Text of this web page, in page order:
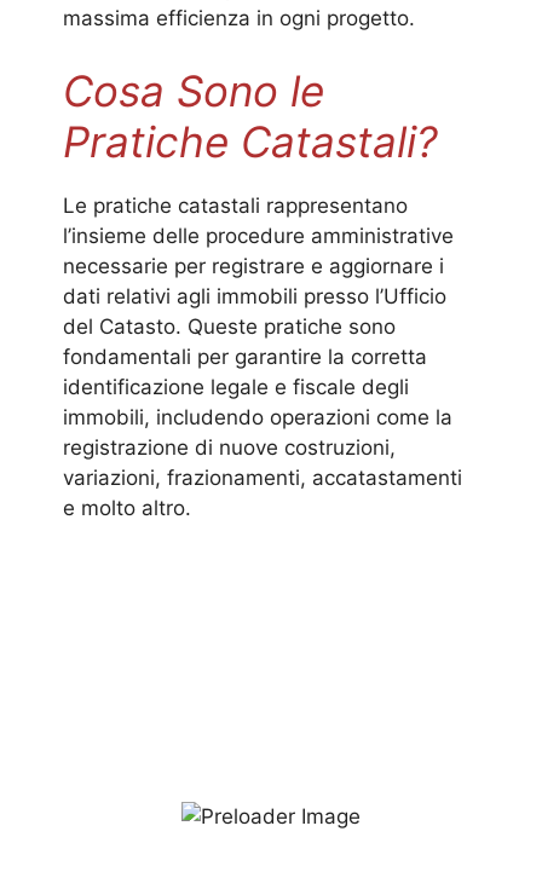
massima efficienza in ogni progetto.
Cosa Sono le
Pratiche Catastali?
Le pratiche catastali rappresentano
l’insieme delle procedure amministrative
necessarie per registrare e aggiornare i
dati relativi agli immobili presso l’Ufficio
del Catasto. Queste pratiche sono
fondamentali per garantire la corretta
identificazione legale e fiscale degli
immobili, includendo operazioni come la
registrazione di nuove costruzioni,
variazioni, frazionamenti, accatastamenti
e molto altro.